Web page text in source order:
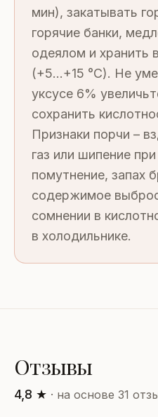
мин), закатывать
горячие банки,
одеялом и хранить
(+5…+15 °C). Не
уксусе 6%
сохранить
Признаки порчи –
газ или шипение
помутнение, запах
содержимое
сомнении в
в холодильнике.
Отзывы
4,8 ★ · на основе 31